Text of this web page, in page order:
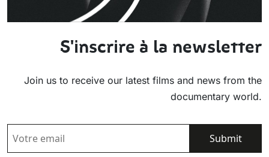
S'inscrire à la newsletter
Join us to receive our latest films and news from the
documentary world.
EMAIL